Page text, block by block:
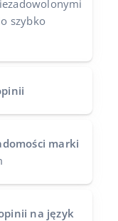
szybko
marki
na język